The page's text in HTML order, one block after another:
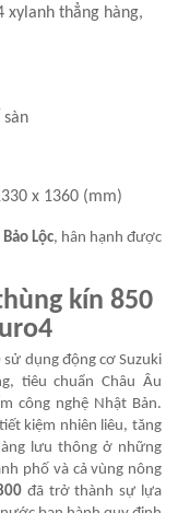
xylanh thẳng hàng,
sàn
x 1360 (mm)
Lộc, hân hạnh được
kín 850
dụng động cơ Suzuki
tiêu chuẩn Châu Âu
công nghệ Nhật Bản.
kiệm nhiên liêu, tăng
lưu thông ở những
phố và cả vùng nông
đã trở thành sự lựa